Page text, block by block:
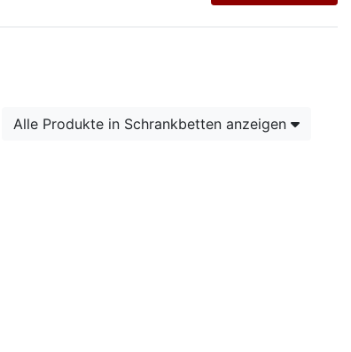
Alle Produkte in Schrankbetten anzeigen